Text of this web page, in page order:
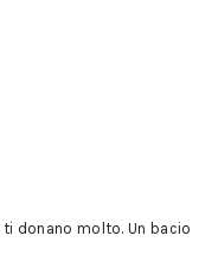
donano molto. Un bacio